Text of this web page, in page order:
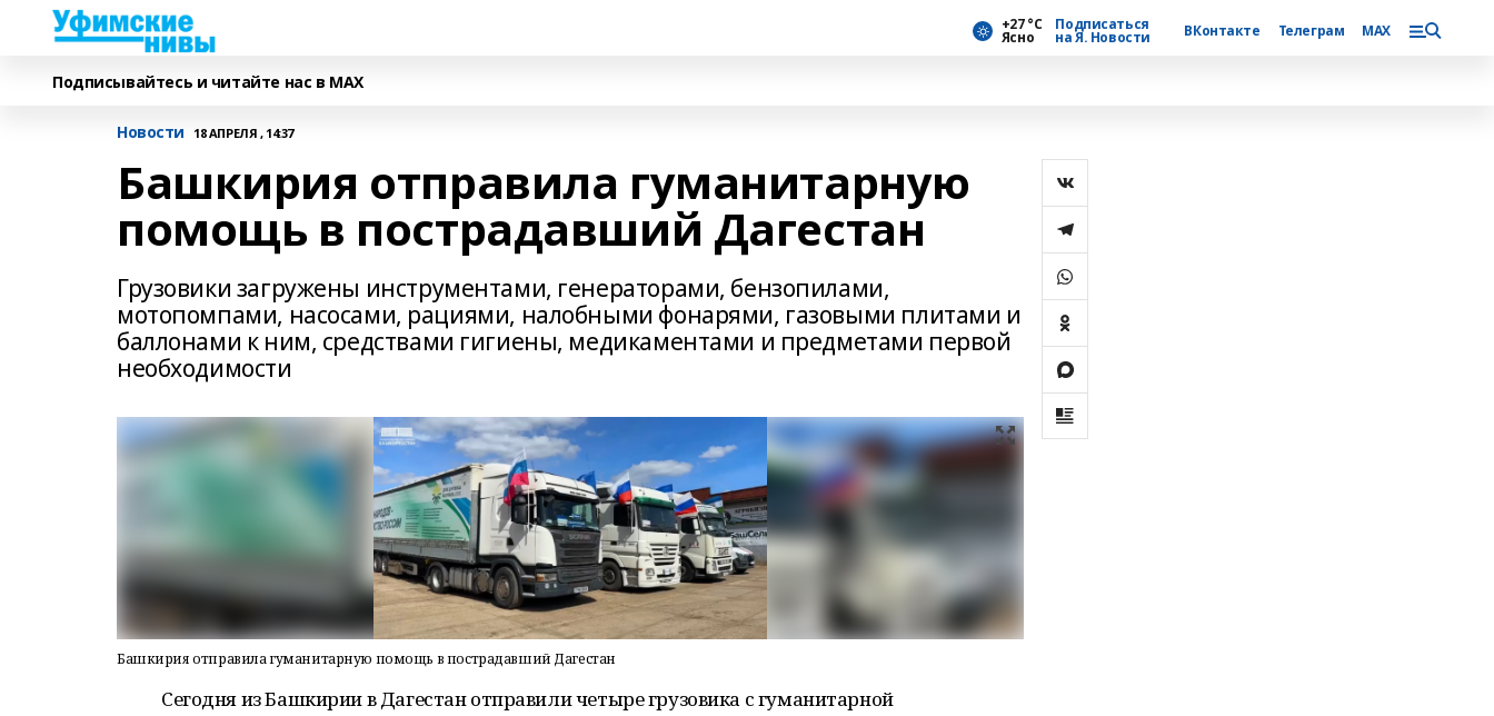
+27 °С
Ясно
Подписаться
на Я. Новости ВКонтакте Телеграм MAX
Подписывайтесь и читайте нас в MAX
Новости 18 АПРЕЛЯ , 14:37
Башкирия отправила гуманитарную
помощь в пострадавший Дагестан
Грузовики загружены инструментами, генераторами, бензопилами,
мотопомпами, насосами, рациями, налобными фонарями, газовыми плитами и
баллонами к ним, средствами гигиены, медикаментами и предметами первой
необходимости
Башкирия отправила гуманитарную помощь в пострадавший Дагестан
Сегодня из Башкирии в Дагестан отправили четыре грузовика с гуманитарной